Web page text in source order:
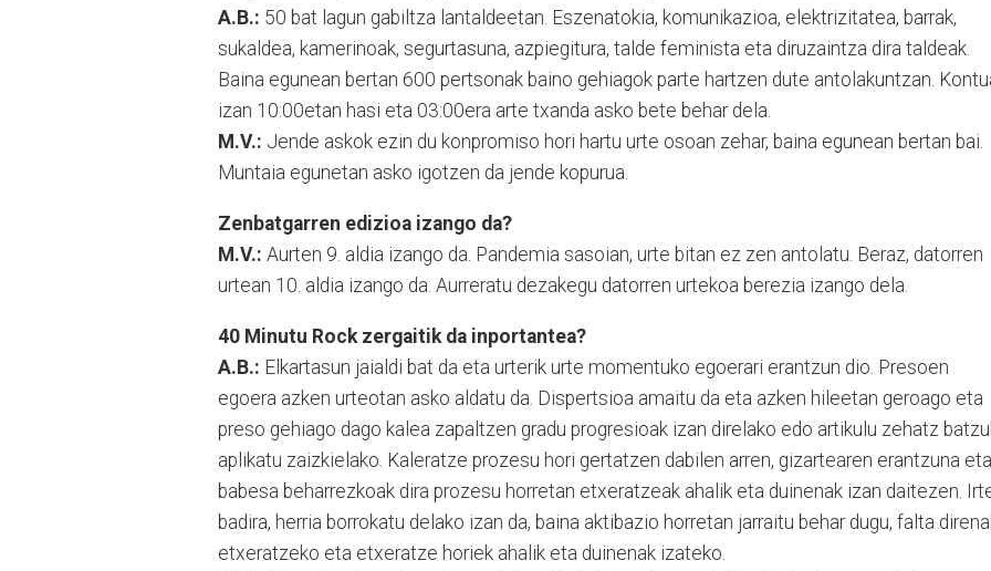
A.B.: 50 bat lagun gabiltza lantaldeetan. Eszenatokia, komunikazioa, elektrizitatea, barrak,
sukaldea, kamerinoak, segurtasuna, azpiegitura, talde feminista eta diruzaintza dira taldeak.
Baina egunean bertan 600 pertsonak baino gehiagok parte hartzen dute antolakuntzan.
izan 10:00etan hasi eta 03:00era arte txanda asko bete behar dela.
M.V.: Jende askok ezin du konpromiso hori hartu urte osoan zehar, baina egunean bertan bai.
Muntaia egunetan asko igotzen da jende kopurua.
Zenbatgarren edizioa izango da?
M.V.: Aurten 9. aldia izango da. Pandemia sasoian, urte bitan ez zen antolatu. Beraz, datorren
urtean 10. aldia izango da. Aurreratu dezakegu datorren urtekoa berezia izango dela.
40 Minutu Rock zergaitik da inportantea?
A.B.: Elkartasun jaialdi bat da eta urterik urte momentuko egoerari erantzun dio. Presoen
egoera azken urteotan asko aldatu da. Dispertsioa amaitu da eta azken hileetan geroago eta
preso gehiago dago kalea zapaltzen gradu progresioak izan direlako edo artikulu zehatz
aplikatu zaizkielako. Kaleratze prozesu hori gertatzen dabilen arren, gizartearen erantzuna eta
babesa beharrezkoak dira prozesu horretan etxeratzeak ahalik eta duinenak izan daitezen.
badira, herria borrokatu delako izan da, baina aktibazio horretan jarraitu behar dugu, falta
etxeratzeko eta etxeratze horiek ahalik eta duinenak izateko.